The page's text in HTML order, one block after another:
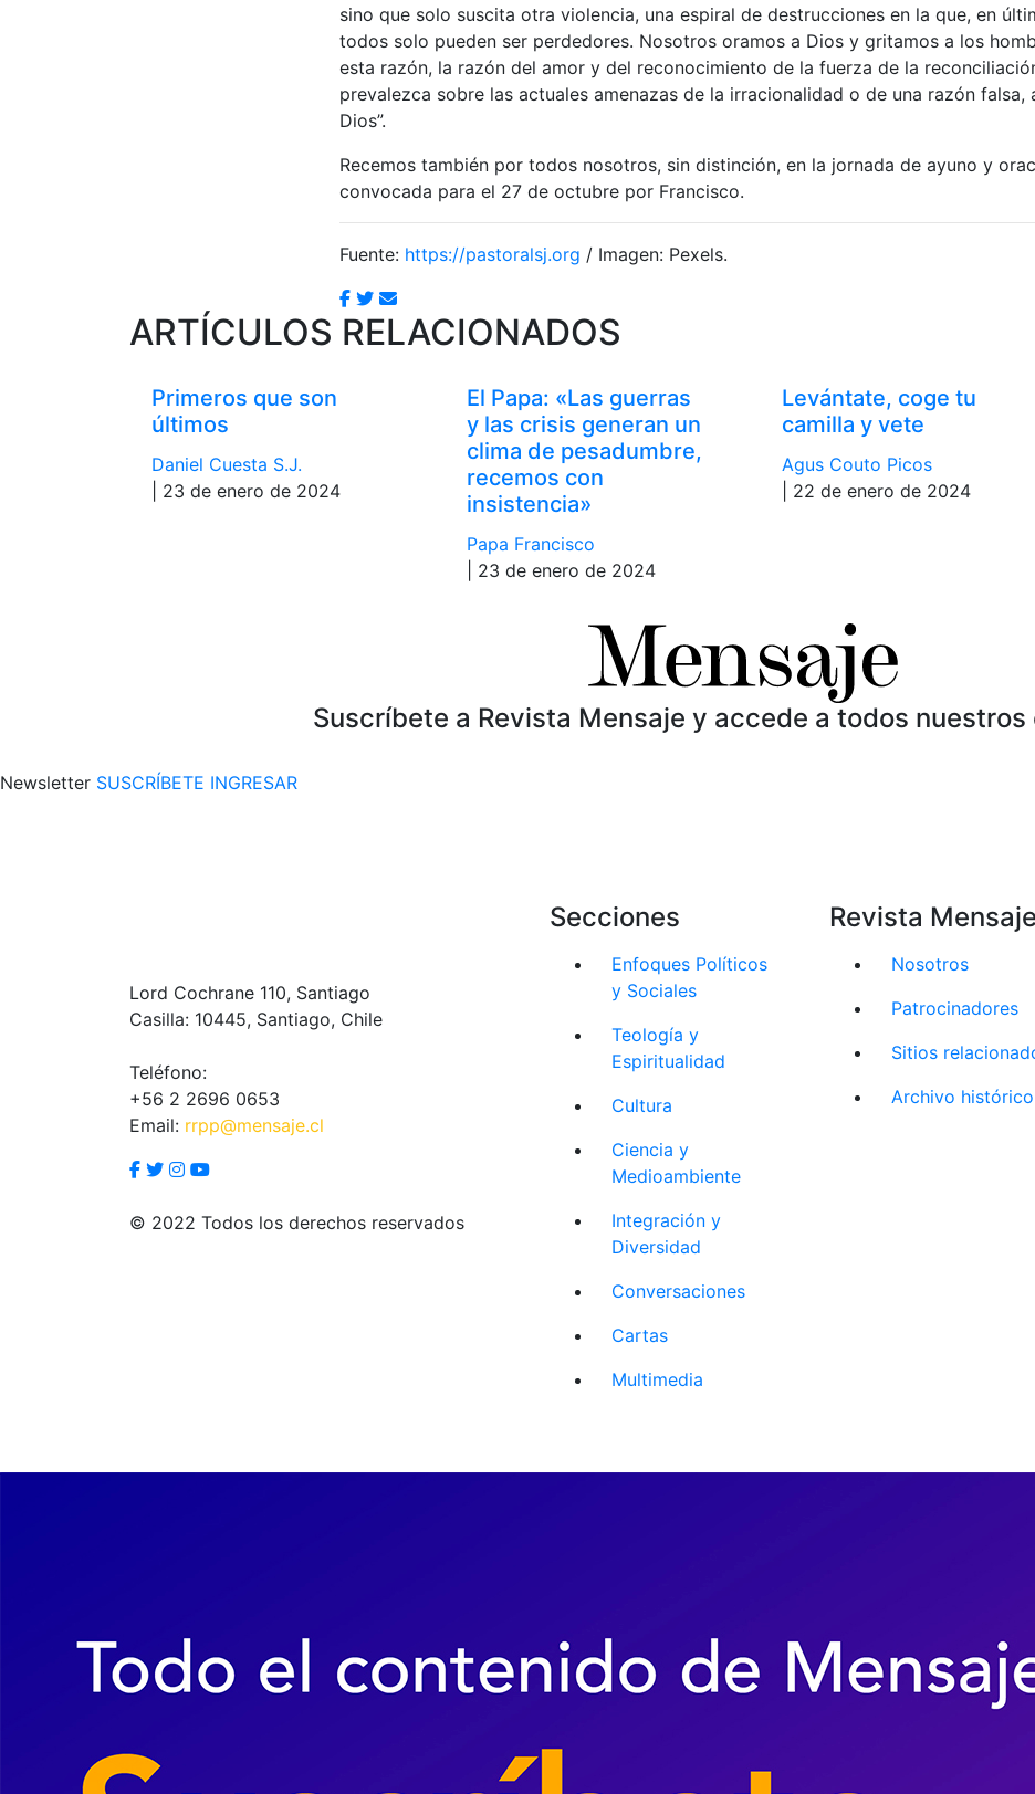
sino que solo suscita otra violencia, una espiral de destrucciones en la que, en
todos solo pueden ser perdedores. Nosotros oramos a Dios y gritamos a los
esta razón, la razón del amor y del reconocimiento de la fuerza de la
prevalezca sobre las actuales amenazas de la irracionalidad o de una razón falsa,
Dios”.
Recemos también por todos nosotros, sin distinción, en la jornada de ayuno y
convocada para el 27 de octubre por Francisco.
Fuente: https://pastoralsj.org / Imagen: Pexels.
ARTÍCULOS RELACIONADOS
Primeros que son
últimos
Daniel Cuesta S.J.
| 23 de enero de 2024
El Papa: «Las guerras
y las crisis generan un
clima de pesadumbre,
recemos con
insistencia»
Papa Francisco
| 23 de enero de 2024
Levántate, coge tu
camilla y vete
Agus Couto Picos
| 22 de enero de 2024
Suscríbete a Revista Mensaje y accede a todos
Newsletter SUSCRÍBETE INGRESAR
Lord Cochrane 110, Santiago
Casilla: 10445, Santiago, Chile
Teléfono:
+56 2 2696 0653
Email: rrpp@mensaje.cl
© 2022 Todos los derechos reservados
Secciones
Enfoques Políticos
y Sociales
Teología y
Espiritualidad
Cultura
Ciencia y
Medioambiente
Integración y
Diversidad
Conversaciones
Cartas
Multimedia
Revista Mensaje
Nosotros
Patrocinadores
Sitios
Archivo histórico